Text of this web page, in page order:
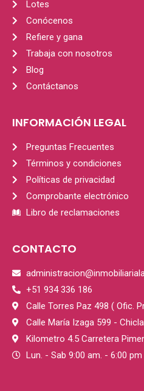
Lotes
Conócenos
Refiere y gana
Trabaja con nosotros
Blog
Contáctanos
INFORMACIÓN LEGAL
Preguntas Frecuentes
Términos y condiciones
Políticas de privacidad
Comprobante electrónico
Libro de reclamaciones
CONTACTO
+51 934 336 186
Calle Torres Paz 498 ( Ofic.
Calle María Izaga 599 -
Kilometro 4.5 Carretera
Lun. - Sab 9:00 am. - 6:00 pm